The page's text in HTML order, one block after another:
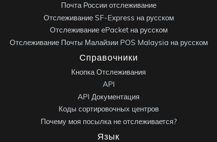
Почта России отслеживание
Отслеживание SF-Express на русском
Отслеживание ePacket на русском
Отслеживание Почты Малайзии POS Malaysia на русском
Справочники
Кнопка Отслеживания
API
API Документация
Коды сортировочных центров
Почему моя посылка не отслеживается?
Язык